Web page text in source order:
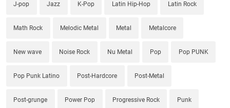
J-pop Jazz K-Pop Latin Hip-Hop Latin Rock
Math Rock Melodic Metal Metal Metalcore
New wave Noise Rock Nu Metal Pop Pop PUNK
Pop Punk Latino Post-Hardcore Post-Metal
Post-grunge Power Pop Progressive Rock Punk